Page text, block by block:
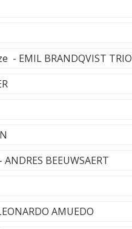
- EMIL BRANDQVIST TRIO
BEEUWSAERT
AMUEDO